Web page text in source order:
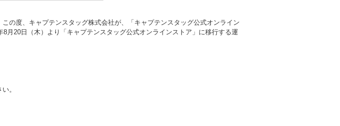
の度、キャプテンスタッグ株式会社が、「キャプテンスタッグ公式オンライン
月20日（木）より「キャプテンスタッグ公式オンラインストア」に移行する運
。